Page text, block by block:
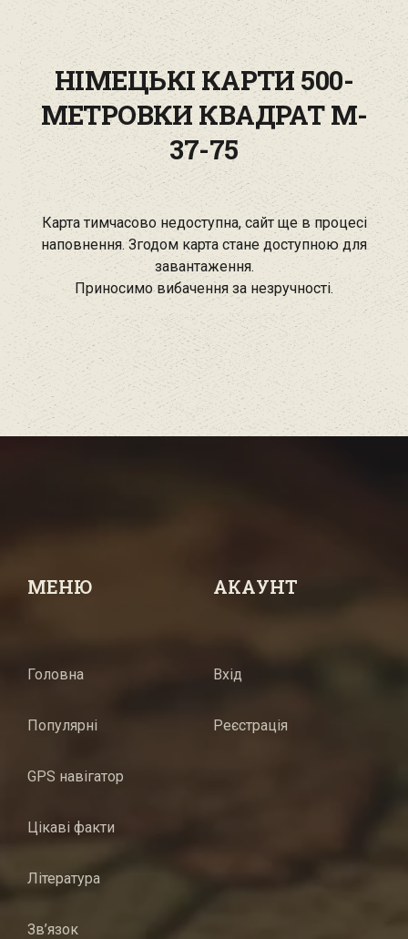
НІМЕЦЬКІ КАРТИ 500-
МЕТРОВКИ КВАДРАТ M-
37-75
Карта тимчасово недоступна, сайт ще в процесі
наповнення. Згодом карта стане доступною для
завантаження.
Приносимо вибачення за незручності.
МЕНЮ
Головна
Популярні
GPS навігатор
Цікаві факти
Література
Зв’язок
АКАУНТ
Вхід
Реєстрація